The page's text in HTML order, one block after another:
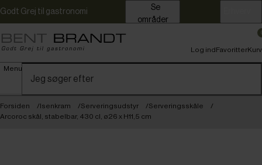
Godt Grej til gastronomi
områder
Menu
Log indFavoritterKurv
Forsiden Isenkram Serveringsudstyr
Serveringsskåle
Arcoroc skål, stabelbar, 430 cl, ø26 x H11,5 cm